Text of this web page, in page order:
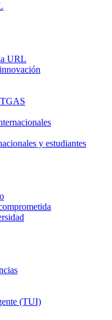
URL
y estudiantes
(TUI)